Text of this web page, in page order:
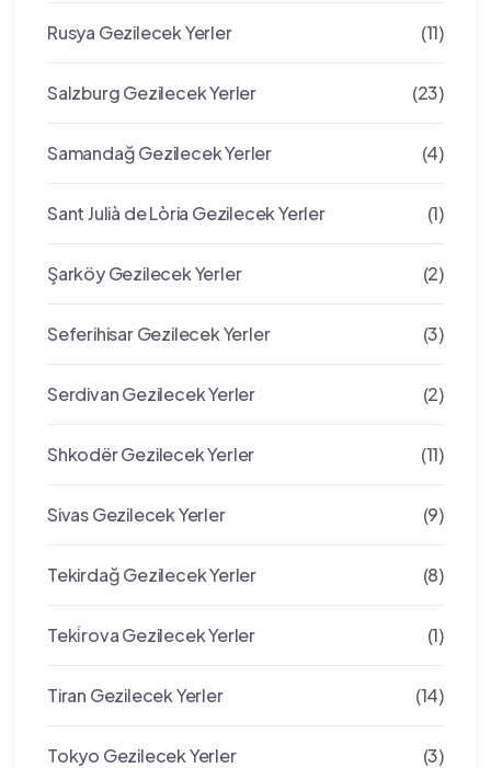
Rusya Gezilecek Yerler (11)
Salzburg Gezilecek Yerler (23)
Samandağ Gezilecek Yerler (4)
Sant Julià de Lòria Gezilecek Yerler (1)
Şarköy Gezilecek Yerler (2)
Seferihisar Gezilecek Yerler (3)
Serdivan Gezilecek Yerler (2)
Shkodër Gezilecek Yerler (11)
Sivas Gezilecek Yerler (9)
Tekirdağ Gezilecek Yerler (8)
Teki̇rova Gezilecek Yerler (1)
Tiran Gezilecek Yerler (14)
Tokyo Gezilecek Yerler (3)